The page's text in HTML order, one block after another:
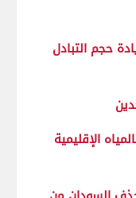
حجم التبادل
الإقليمية